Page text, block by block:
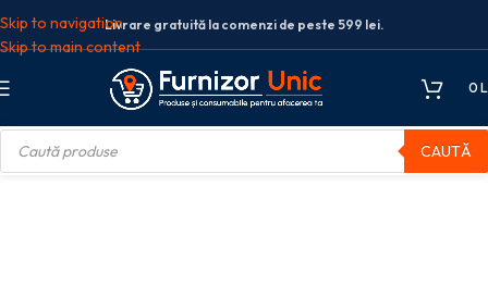
Skip to navigation
Skip to main content
Livrare gratuită la comenzi de peste 599 lei.
0
CAUTĂ
Servetele de masa